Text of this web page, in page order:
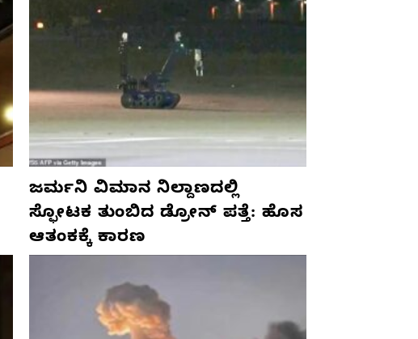
ಜರ್ಮನಿ ವಿಮಾನ ನಿಲ್ದಾಣದಲ್ಲಿ
ಸ್ಫೋಟಕ ತುಂಬಿದ ಡ್ರೋನ್ ಪತ್ತೆ: ಹೊಸ
ಆತಂಕಕ್ಕೆ ಕಾರಣ